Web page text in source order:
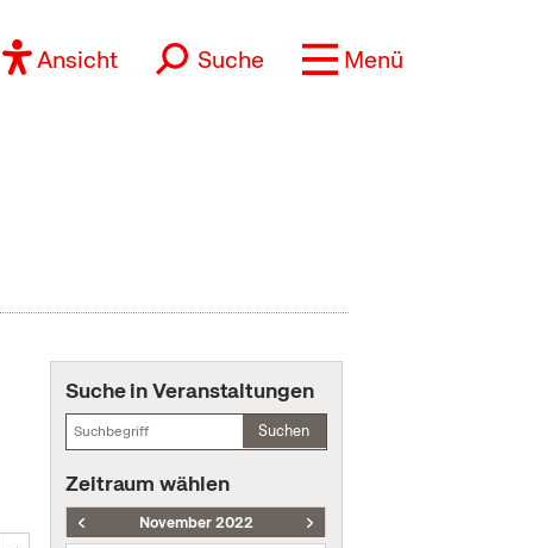
Ansicht Suche Menü
Suche in Veranstaltungen
Suchen
Zeitraum wählen
November 2022